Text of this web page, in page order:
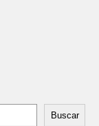
Buscar